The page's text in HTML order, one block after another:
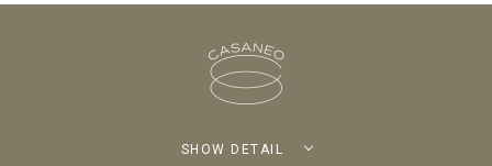
SHOW DETAIL